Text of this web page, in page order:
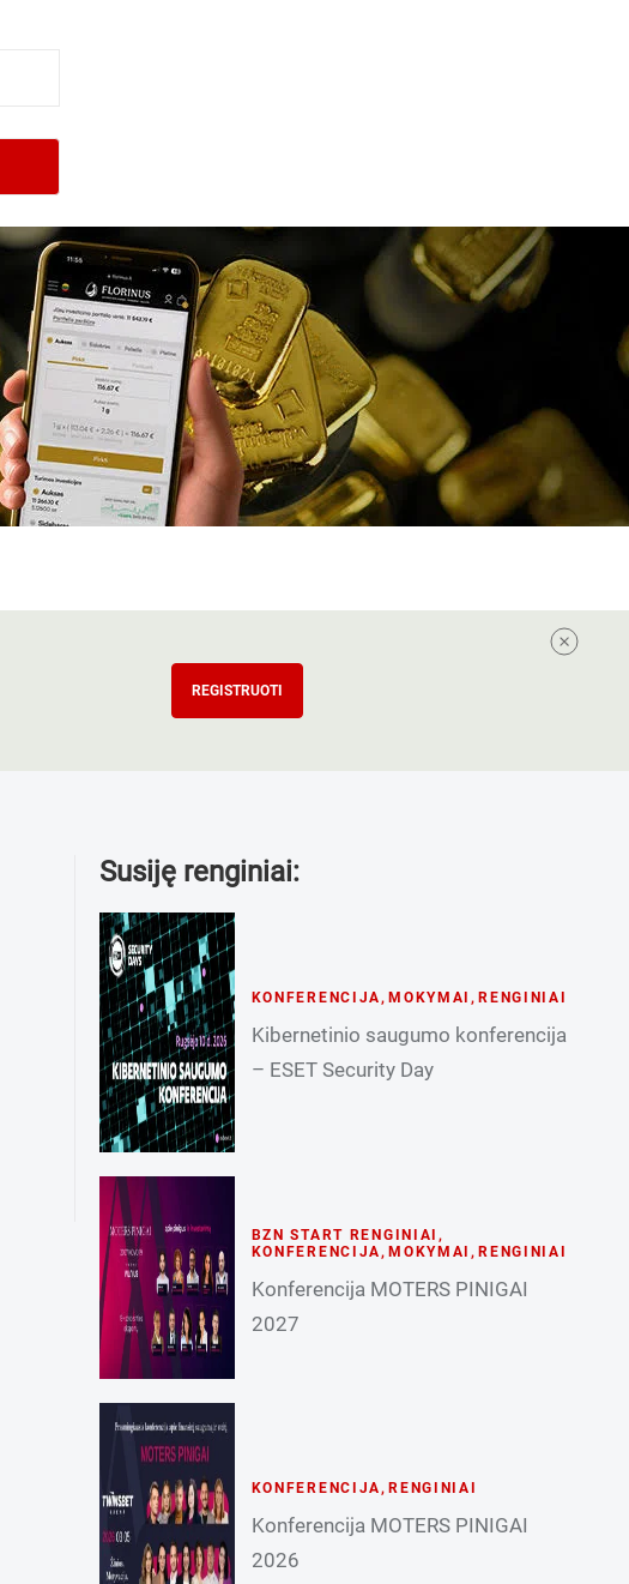
REGISTRUOTI
Susiję renginiai:
KONFERENCIJA, MOKYMAI, RENGINIAI
Kibernetinio saugumo konferencija
– ESET Security Day
BZN START RENGINIAI ,
KONFERENCIJA ,MOKYMAI ,RENGINIAI
Konferencija MOTERS PINIGAI
2027
KONFERENCIJA, RENGINIAI
Konferencija MOTERS PINIGAI
2026